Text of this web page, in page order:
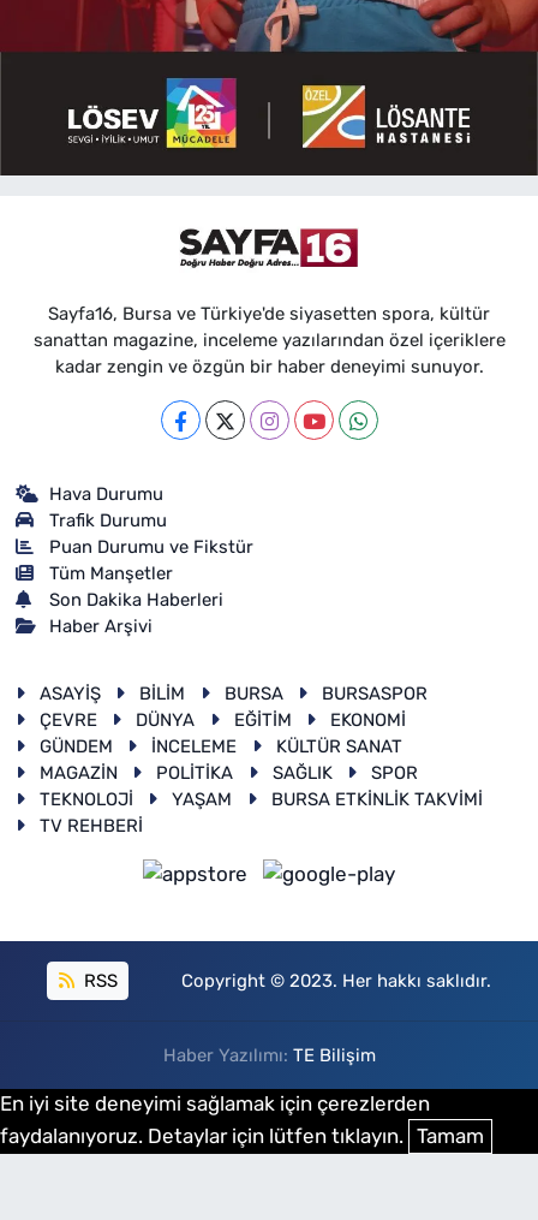
Sayfa16, Bursa ve Türkiye'de siyasetten spora, kültür
sanattan magazine, inceleme yazılarından özel içeriklere
kadar zengin ve özgün bir haber deneyimi sunuyor.
Hava Durumu
Trafik Durumu
Puan Durumu ve Fikstür
Tüm Manşetler
Son Dakika Haberleri
Haber Arşivi
ASAYİŞ BİLİM BURSA
BURSASPOR
ÇEVRE
DÜNYA EĞİTİM
EKONOMİ
GÜNDEM
İNCELEME
KÜLTÜR SANAT
MAGAZİN
POLİTİKA SAĞLIK
SPOR
TEKNOLOJİ
YAŞAM
BURSA ETKİNLİK TAKVİMİ
TV REHBERİ
RSS Copyright © 2023. Her hakkı saklıdır.
Haber Yazılımı: TE Bilişim
En iyi site deneyimi sağlamak için çerezlerden
faydalanıyoruz. Detaylar için lütfen tıklayın. Tamam